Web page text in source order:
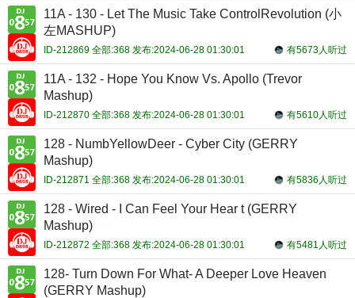
11A - 130 - Let The Music Take ControlRevolution (小
左MASHUP)
有5673人听过
ID-212869 全部:368 发布:2024-06-28 01:30:01
11A - 132 - Hope You Know Vs. Apollo (Trevor
Mashup)
有5610人听过
ID-212870 全部:368 发布:2024-06-28 01:30:01
128 - NumbYellowDeer - Cyber City (GERRY
Mashup)
有5836人听过
ID-212871 全部:368 发布:2024-06-28 01:30:01
128 - Wired - I Can Feel Your Hear t (GERRY
Mashup)
有5481人听过
ID-212872 全部:368 发布:2024-06-28 01:30:01
128- Turn Down For What- A Deeper Love Heaven
(GERRY Mashup)